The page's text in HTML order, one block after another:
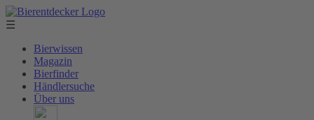
☰
Bierwissen
Magazin
Bierfinder
Händlersuche
Über uns